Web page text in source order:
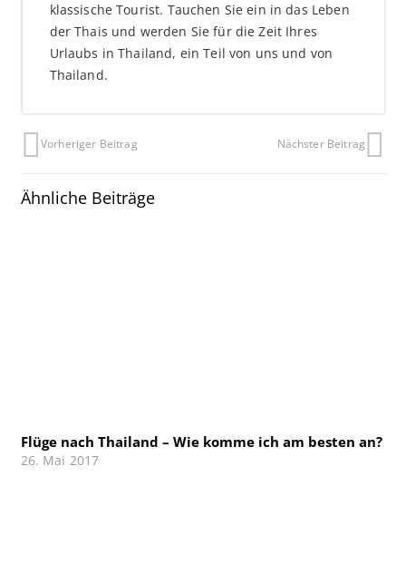
klassische Tourist. Tauchen Sie ein in das Leben
der Thais und werden Sie für die Zeit Ihres
Urlaubs in Thailand, ein Teil von uns und von
Thailand.
Vorheriger Beitrag Nächster Beitrag
Ähnliche Beiträge
Flüge nach Thailand – Wie komme ich am besten an?
26. Mai 2017